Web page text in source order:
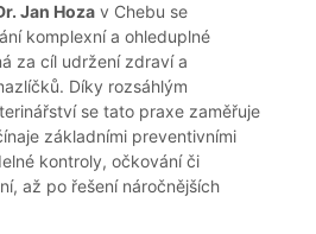
Jan Hoza v Chebu se
komplexní a ohleduplné
za cíl udržení zdraví a
Díky rozsáhlým
se tato praxe zaměřuje
základními preventivními
kontroly, očkování či
až po řešení náročnějších